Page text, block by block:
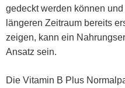
gedeckt werden können
längeren Zeitraum bereits
zeigen, kann ein
Ansatz sein.
Die Vitamin B Plus